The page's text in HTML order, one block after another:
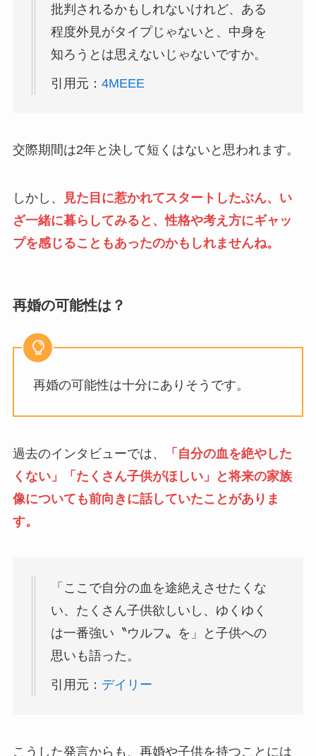
批判されるかもしれないけれど、ある
程度外見がタイプじゃないと、中身を
知ろうとは思えないじゃないですか。
引用元： 4MEEE
交際期間は2年と決して短くはないと思われます。
しかし、
見た目に惹かれてスタートしたぶん、い
ざ一緒に暮らしてみると、性格や考え方にギャッ
プを感じることもあったのかもしれませんね。
再婚の可能性は？
再婚の可能性は十分にありそうです。
過去のインタビューでは、
「自分の血を絶やした
くない」「たくさん子供がほしい」と将来の家族
像についても前向きに話していたことがありま
す。
「ここで自分の血を途絶えさせたくな
い、たくさん子供欲しいし、ゆくゆく
は一番強い〝ウルフ〟を」と子供への
思いも語った。
引用元： デイリー
こうした発言からも、再婚や子供を持つことには